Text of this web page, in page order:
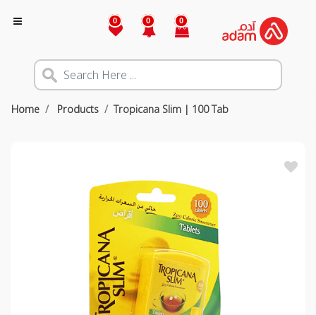
0 0 0
Home Products Tropicana Slim | 100 Tab